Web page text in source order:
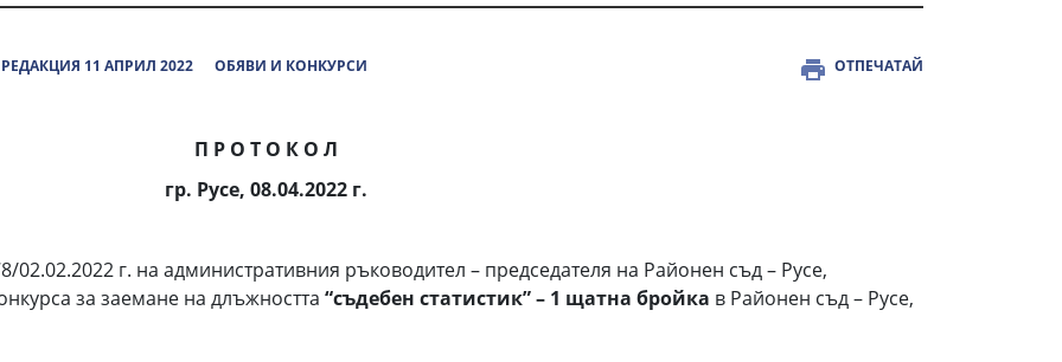
11 АПРИЛ 2022 ОБЯВИ И КОНКУРСИ ОТПЕЧАТАЙ
П Р О Т О К О Л
гр. Русе, 08.04.2022 г.
г. на административния ръководител – председателя на Районен съд – Русе,
за заемане на длъжността “съдебен статистик” – 1 щатна бройка в Районен съд – Русе,